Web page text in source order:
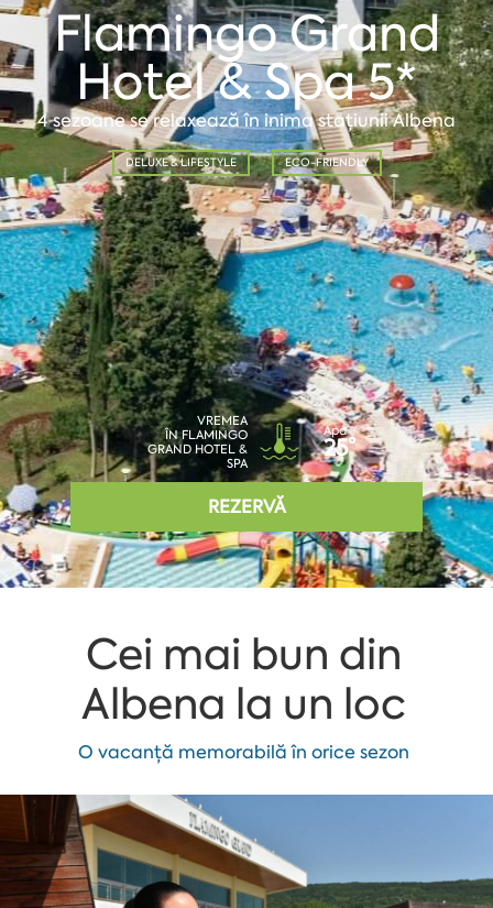
Flamingo Grand
Hotel & Spa 5*
4 sezoane se relaxează în inima stațiunii Albena
DELUXE & LIFESTYLE ECO-FRIENDLY
VREMEA
ÎN FLAMINGO
GRAND HOTEL &
SPA
Apa
25°
REZERVĂ
Cei mai bun din
Albena la un loc
O vacanță memorabilă în orice sezon